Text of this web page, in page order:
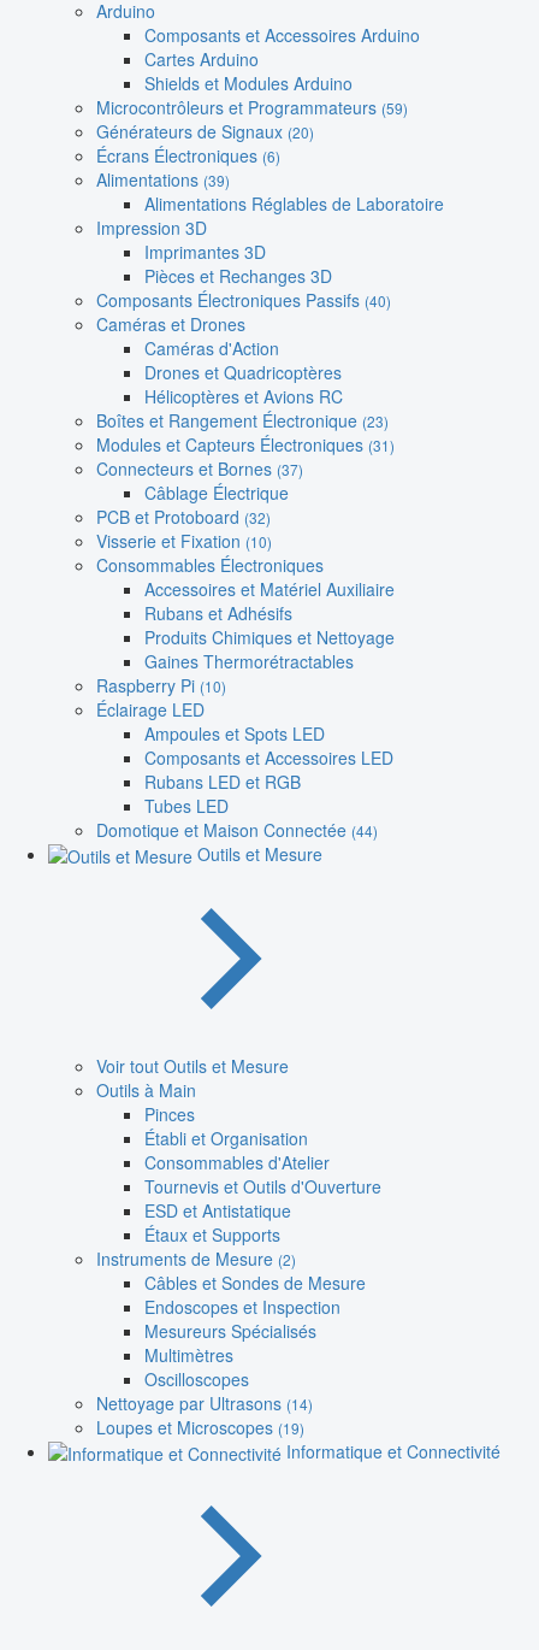
Arduino
Composants et Accessoires Arduino
Cartes Arduino
Shields et Modules Arduino
Microcontrôleurs et Programmateurs (59)
Générateurs de Signaux (20)
Écrans Électroniques (6)
Alimentations (39)
Alimentations Réglables de Laboratoire
Impression 3D
Imprimantes 3D
Pièces et Rechanges 3D
Composants Électroniques Passifs (40)
Caméras et Drones
Caméras d'Action
Drones et Quadricoptères
Hélicoptères et Avions RC
Boîtes et Rangement Électronique (23)
Modules et Capteurs Électroniques (31)
Connecteurs et Bornes (37)
Câblage Électrique
PCB et Protoboard (32)
Visserie et Fixation (10)
Consommables Électroniques
Accessoires et Matériel Auxiliaire
Rubans et Adhésifs
Produits Chimiques et Nettoyage
Gaines Thermorétractables
Raspberry Pi (10)
Éclairage LED
Ampoules et Spots LED
Composants et Accessoires LED
Rubans LED et RGB
Tubes LED
Domotique et Maison Connectée (44)
Outils et Mesure
Voir tout Outils et Mesure
Outils à Main
Pinces
Établi et Organisation
Consommables d'Atelier
Tournevis et Outils d'Ouverture
ESD et Antistatique
Étaux et Supports
Instruments de Mesure (2)
Câbles et Sondes de Mesure
Endoscopes et Inspection
Mesureurs Spécialisés
Multimètres
Oscilloscopes
Nettoyage par Ultrasons (14)
Loupes et Microscopes (19)
Informatique et Connectivité